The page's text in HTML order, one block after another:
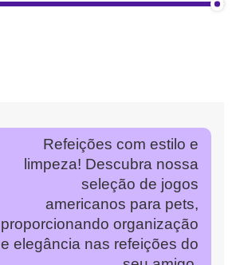
Refeições com estilo e
limpeza! Descubra nossa
seleção de jogos
americanos para pets,
proporcionando organização
e elegância nas refeições do